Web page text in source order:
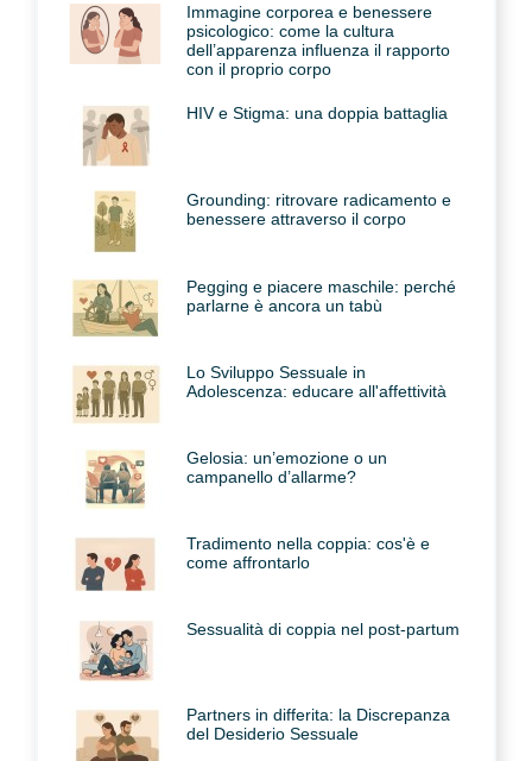
Immagine corporea e benessere
psicologico: come la cultura
dell’apparenza influenza il rapporto
con il proprio corpo
HIV e Stigma: una doppia battaglia
Grounding: ritrovare radicamento e
benessere attraverso il corpo
Pegging e piacere maschile: perché
parlarne è ancora un tabù
Lo Sviluppo Sessuale in
Adolescenza: educare all'affettività
Gelosia: un’emozione o un
campanello d’allarme?
Tradimento nella coppia: cos'è e
come affrontarlo
Sessualità di coppia nel post-partum
Partners in differita: la Discrepanza
del Desiderio Sessuale